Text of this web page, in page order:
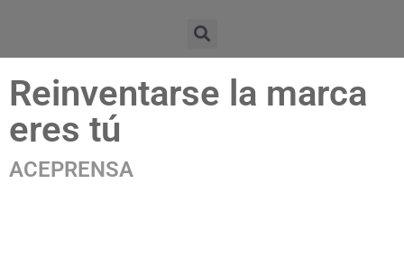
Reinventarse la marca
eres tú
ACEPRENSA